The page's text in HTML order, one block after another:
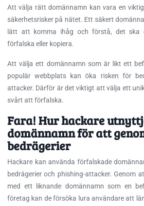
Att välja rätt domännamn kan vara en
säkerhetsrisker på nätet. Ett säkert
lätt att komma ihåg och förstå, det ska
förfalska eller kopiera.
Att välja ett domännamn som är likt ett
populär webbplats kan öka risken för
attacker. Därför är det viktigt att välja ett
svårt att förfalska.
Fara! Hur hackare
domännamn för att
bedrägerier
Hackare kan använda förfalskade
bedrägerier och phishing-attacker. Genom
med ett liknande domännamn som en
företag kan de försöka lura användare att